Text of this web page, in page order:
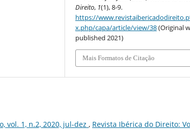
Direito, 1(1), 8-9.
https://
x.php/capa/article/view/38(Original
published 2021)
Mais Formatos de Citação
vol. 1, n.2, 2020, jul-dez , Revista Ibérica do Direito: